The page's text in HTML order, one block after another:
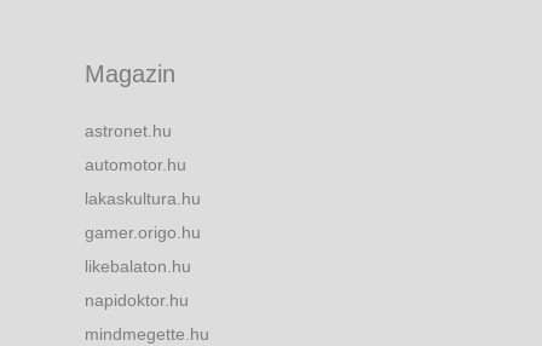
Magazin
astronet.hu
automotor.hu
lakaskultura.hu
gamer.origo.hu
likebalaton.hu
napidoktor.hu
mindmegette.hu